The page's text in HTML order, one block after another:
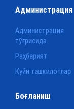
Администрация
Администрация
тўғрисида
Раҳбарият
Қуйи ташкилотлар
Боғланиш